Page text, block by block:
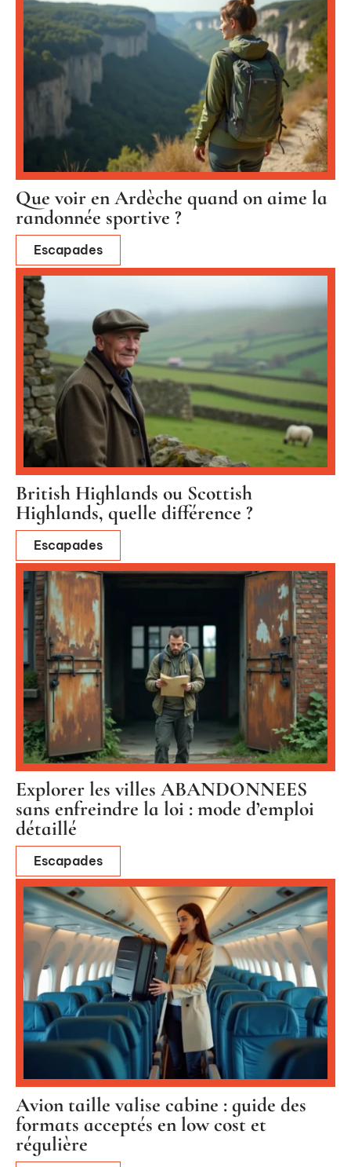
Que voir en Ardèche quand on aime la
randonnée sportive ?
Escapades
British Highlands ou Scottish
Highlands, quelle différence ?
Escapades
Explorer les villes ABANDONNEES
sans enfreindre la loi : mode d’emploi
détaillé
Escapades
Avion taille valise cabine : guide des
formats acceptés en low cost et
régulière